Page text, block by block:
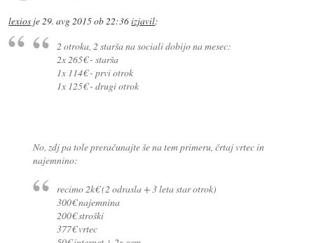
lexios je29. avg 2015 ob 22:36izjavil:
2 otroka, 2 starša na sociali dobijo na mesec:
2x 265€ - starša
1x 114€ - prvi otrok
1x 125€ - drugi otrok
No, zdj pa tole preračunajte še na tem primeru, črtaj vrtec in
najemnino:
recimo 2k€ (2 odrasla + 3 leta star otrok)
300€ najemnina
200€ stroški
377€ vrtec